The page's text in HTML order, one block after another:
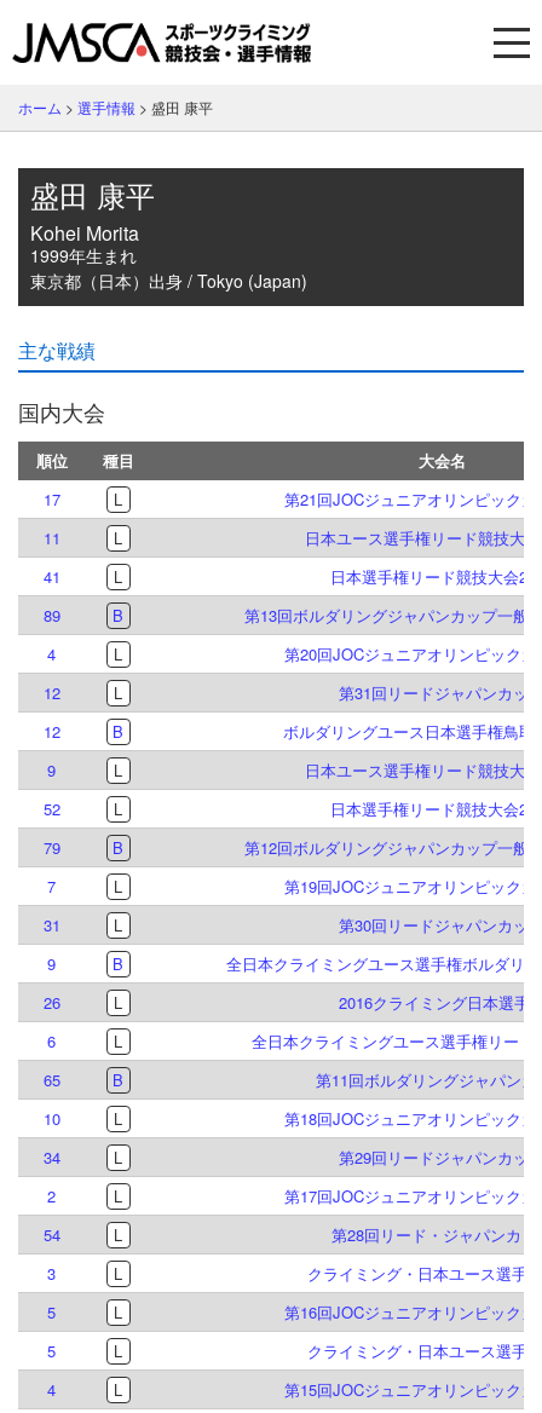
ホーム > 選手情報 > 盛田 康平
盛田 康平
Kohei Morita
1999年生まれ
東京都（日本）出身 / Tokyo (Japan)
主な戦績
国内大会
順位 種目
大会名
17
L
第21回JOCジュニアオリンピックカ
11
L
日本ユース選手権リード競技大
41
L
日本選手権リード競技大会
89
B
第13回ボルダリングジャパンカップ一般
4
L
第20回JOCジュニアオリンピックカ
12
L
第31回リードジャパンカッ
12
B
ボルダリングユース日本選手権鳥取
9
L
日本ユース選手権リード競技大
52
L
日本選手権リード競技大会
79
B
第12回ボルダリングジャパンカップ一般
7
L
第19回JOCジュニアオリンピックカ
31
L
第30回リードジャパンカッ
9
B
全日本クライミングユース選手権ボルダリ
26
L
2016クライミング日本選手
6
L
全日本クライミングユース選手権リード
65
B
第11回ボルダリングジャパンカ
10
L
第18回JOCジュニアオリンピックカ
34
L
第29回リードジャパンカッ
2
L
第17回JOCジュニアオリンピックカ
54
L
第28回リード・ジャパンカッ
3
L
クライミング・日本ユース選手
5
L
第16回JOCジュニアオリンピックカ
5
L
クライミング・日本ユース選手
4
L
第15回JOCジュニアオリンピックカ